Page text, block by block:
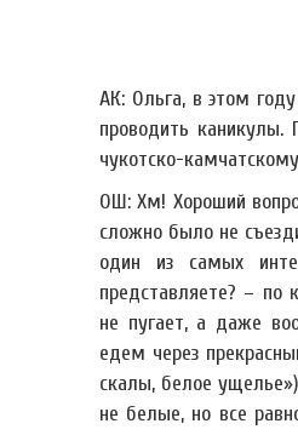
АК: Ольга, в этом
проводить каникулы.
чукотско-
ОШ: Хм! Хороший
сложно было не
один из самых
представляете? – по
не пугает, а даже
едем через
скалы, белое
не белые, но все